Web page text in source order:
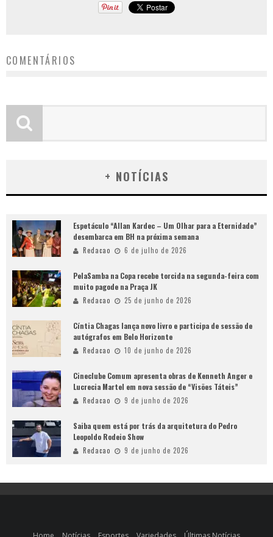
COMENTÁRIOS
+ NOTÍCIAS
Espetáculo “Allan Kardec – Um Olhar para a Eternidade”
desembarca em BH na próxima semana
Redacao 6 de julho de 2026
PelaSamba na Copa recebe torcida na segunda-feira com
muito pagode na Praça JK
Redacao 25 de junho de 2026
Cíntia Chagas lança novo livro e participa de sessão de
autógrafos em Belo Horizonte
Redacao 10 de junho de 2026
Cineclube Comum apresenta obras de Kenneth Anger e
Lucrecia Martel em nova sessão de “Visões Táteis”
Redacao 9 de junho de 2026
Saiba quem está por trás da arquitetura do Pedro
Leopoldo Rodeio Show
Redacao 9 de junho de 2026